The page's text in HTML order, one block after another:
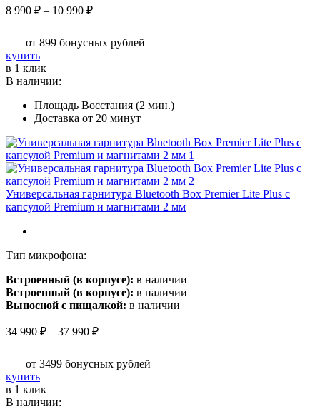
8 990 ₽ – 10 990 ₽Диапазон
990 ₽
от 899 бонусных рублей
купитьЭтот
товар
имеет
вариаций.
Опции
выбрать
на
странице
товара.
в 1 клик
В наличии:
Площадь Восстания (2 мин.)
Доставка от 20 минут
Универсальная гарнитура Bluetooth Box Premier Lite Plus с
капсулой Premium и магнитами 2 мм
Тип микрофона:
Встроенный (в корпусе): в наличии
Встроенный (в корпусе): в наличии
Выносной с пищалкой: в наличии
34 990 ₽ – 37 990 ₽Диапазон
990 ₽
от 3499 бонусных рублей
купитьЭтот
товар
имеет
в 1 клик
В наличии: